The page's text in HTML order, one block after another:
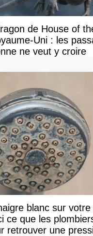
de House of
Uni : les
ne veut y croire
blanc sur
ce que les
retrouver une